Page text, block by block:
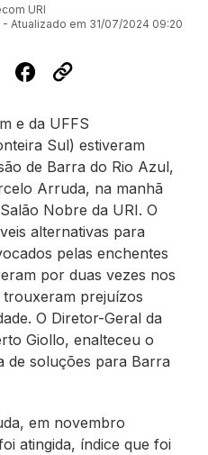
URI
Atualizado em 31/07/2024 09:20
e da UFFS
Sul) estiveram
de Barra do Rio Azul,
Arruda, na manhã
Nobre da URI. O
alternativas para
pelas enchentes
por duas vezes nos
trouxeram prejuízos
O Diretor-Geral da
Giollo, enalteceu o
de soluções para Barra
em novembro
atingida, índice que foi